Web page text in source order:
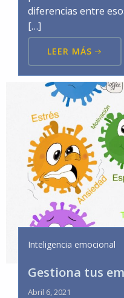
diferencias entre
[…]
LEER MÁS
Inteligencia emocional
Gestiona tus
Abril 6, 2021